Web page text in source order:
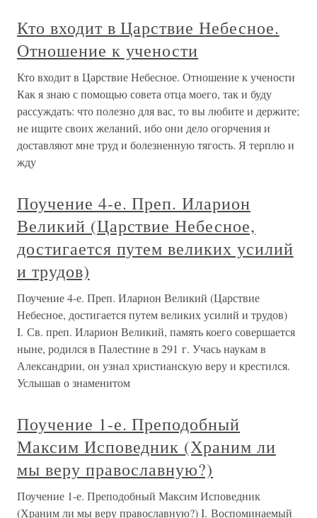
Кто входит в Царствие Небесное.
Отношение к учености
Кто входит в Царствие Небесное. Отношение к учености
Как я знаю с помощью совета отца моего, так и буду
рассуждать: что полезно для вас, то вы любите и держите;
не ищите своих желаний, ибо они дело огорчения и
доставляют мне труд и болезненную тягость. Я терплю и
жду
Поучение 4-е. Преп. Иларион
Великий (Царствие Небесное,
достигается путем великих усилий
и трудов)
Поучение 4-е. Преп. Иларион Великий (Царствие
Небесное, достигается путем великих усилий и трудов)
I. Св. преп. Иларион Великий, память коего совершается
ныне, родился в Палестине в 291 г. Учась наукам в
Александрии, он узнал христианскую веру и крестился.
Услышав о знаменитом
Поучение 1-е. Преподобный
Максим Исповедник (Храним ли
мы веру православную?)
Поучение 1-е. Преподобный Максим Исповедник
(Храним ли мы веру православную?) I. Воспоминаемый